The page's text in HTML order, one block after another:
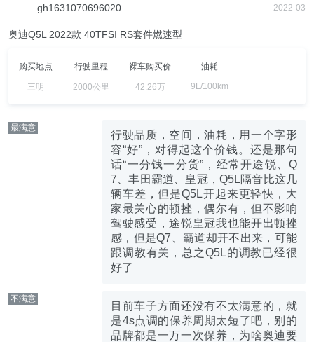
gh1631070696020 2022-03
奥迪Q5L 2022款 40TFSI RS套件燃速型
购买地点
三明
行驶里程
2000公里
裸车购买价
42.26万
油耗
9L/100km
最满意
行驶品质，空间，油耗，用一个字形
容“好”，对得起这个价钱。还是那句
话“一分钱一分货”，经常开途锐、Q
7、丰田霸道、皇冠，Q5L隔音比这几
辆车差，但是Q5L开起来更轻快，大
家最关心的顿挫，偶尔有，但不影响
驾驶感受，途锐皇冠我也能开出顿挫
感，但是Q7、霸道却开不出来，可能
跟调教有关，总之Q5L的调教已经很
好了
不满意
目前车子方面还没有不太满意的，就
是4s点调的保养周期太短了吧，别的
品牌都是一万一次保养，为啥奥迪要